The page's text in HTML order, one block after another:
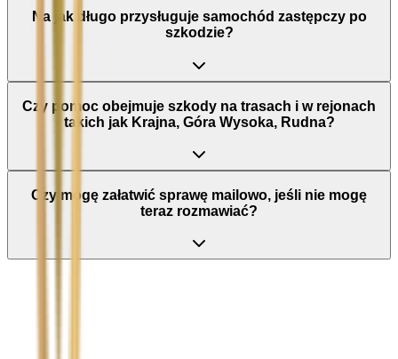
Na jak długo przysługuje samochód zastępczy po
szkodzie?
Czy pomoc obejmuje szkody na trasach i w rejonach
takich jak Krajna, Góra Wysoka, Rudna?
Czy mogę załatwić sprawę mailowo, jeśli nie mogę
teraz rozmawiać?